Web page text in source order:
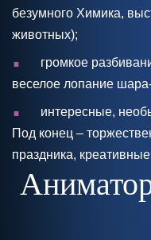
безумного Химика,
животных);
.
громкое
веселое лопание
.
интересные,
Под конец –
праздника,